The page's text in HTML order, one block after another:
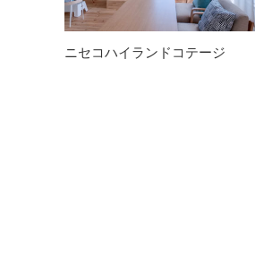
ニセコハイランドコテージ